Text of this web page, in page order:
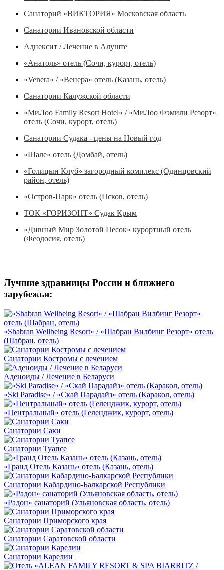
Санаторий «ВИКТОРИЯ» Московская область
Санатории Ивановской области
Аднексит / Лечение в Алуште
«Анатоль» отель (Сочи, курорт, отель)
«Venera» / «Венера» отель (Казань, отель)
Санатории Калужской области
«МиЛоо Family Resort Hotel» / «МиЛоо Фэмили Резорт»
отель (Сочи, курорт, отель)
Санатории Судака - цены на Новый год
«Шале» отель (Домбай, отель)
«Голицын Клуб» загородный комплекс (Одинцовский
район, отель)
«Остров-Парк» отель (Псков, отель)
ТОК «ГОРИЗОНТ» Судак Крым
«Дивный Мир Золотой Песок» курортный отель
(Феодосия, отель)
Лучшие здравницы России и ближнего
зарубежья:
«Shabran Wellbeing Resort» / «Шабран Вилбинг Резорт» отель
(Шабран, отель)
Санатории Костромы с лечением
Аденоиды / Лечение в Беларуси
«Ski Paradise» / «Скай Парадайз» отель (Каракол, отель)
«Центральный» отель (Геленджик, курорт, отель)
Санатории Саки
Санатории Туапсе
«Гранд Отель Казань» отель (Казань, отель)
Санатории Кабардино-Балкарской Республики
«Радон» санаторий (Ульяновская область, отель)
Санатории Приморского края
Санатории Саратовской области
Санатории Карелии